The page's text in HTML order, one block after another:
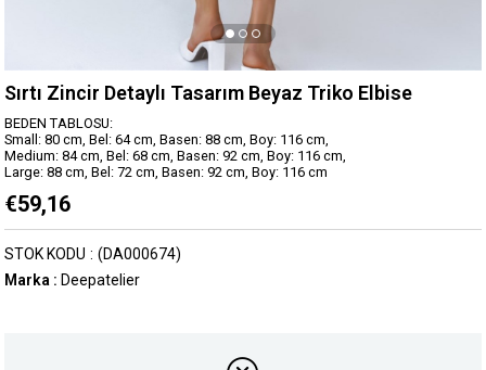
Sırtı Zincir Detaylı Tasarım Beyaz Triko Elbise
BEDEN TABLOSU:
Small: 80 cm, Bel: 64 cm, Basen: 88 cm, Boy: 116 cm,
Medium: 84 cm, Bel: 68 cm, Basen: 92 cm, Boy: 116 cm,
Large: 88 cm, Bel: 72 cm, Basen: 92 cm, Boy: 116 cm
€59,16
(DA000674)
STOK KODU
Marka : Deepatelier